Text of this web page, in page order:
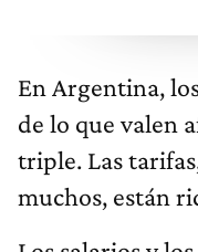
En Argentina,
de lo que valen
triple. Las
muchos, están